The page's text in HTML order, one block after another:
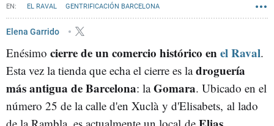
EL RAVAL GENTRIFICACIÓN BARCELONA
COMERCIOS EMBLEMÁTICOS DE BARCELONA
Elena Garrido
Enésimo cierre de un comercio histórico enel Raval.
Esta vez la tienda que echa el cierre es ladroguería
más antigua de Barcelona: laGomara. Ubicado en el
número 25 de la calle d'en Xuclà y d'Elisabets, al lado